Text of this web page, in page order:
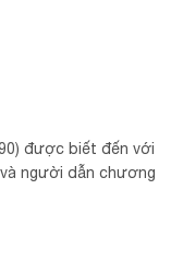
được biết đến với
người dẫn chương